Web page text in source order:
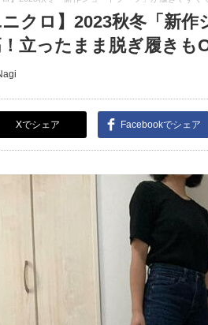
ニクロ】2023秋冬「新
立ったまま脱ぎ履きも
Xでシェア Facebookでシェア